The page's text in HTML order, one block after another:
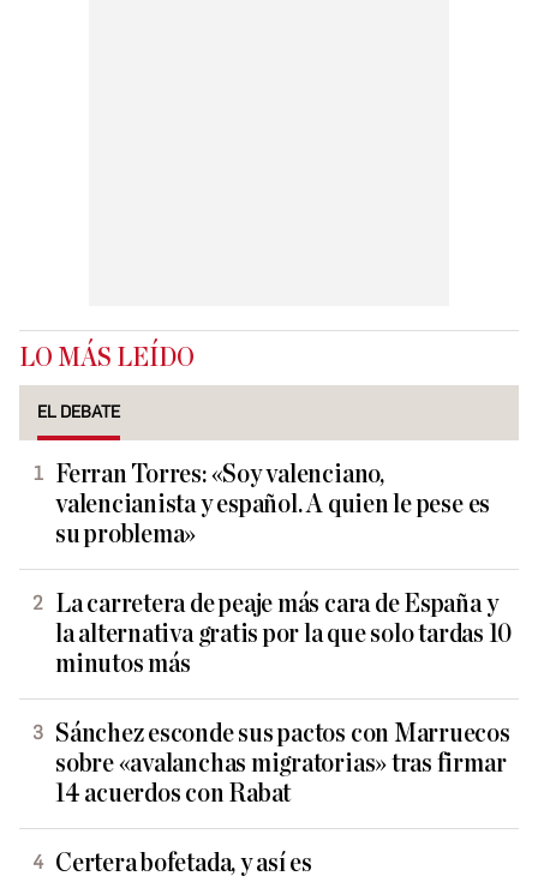
LO MÁS LEÍDO
EL DEBATE
Ferran Torres: «Soy valenciano,
valencianista y español. A quien le pese es
su problema»
La carretera de peaje más cara de España y
la alternativa gratis por la que solo tardas 10
minutos más
Sánchez esconde sus pactos con Marruecos
sobre «avalanchas migratorias» tras firmar
14 acuerdos con Rabat
Certera bofetada, y así es